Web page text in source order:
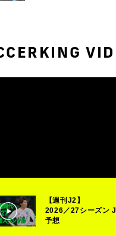
【週刊J2】
2026／27シーズン
予想